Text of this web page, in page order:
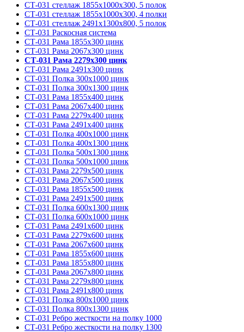
СТ-031 стеллаж 1855х1000х300, 5 полок
СТ-031 стеллаж 1855х1000х300, 4 полки
СТ-031 стеллаж 2491х1300х800, 5 полок
СТ-031 Раскосная система
СТ-031 Рама 1855х300 цинк
СТ-031 Рама 2067х300 цинк
СТ-031 Рама 2279х300 цинк
СТ-031 Рама 2491х300 цинк
СТ-031 Полка 300х1000 цинк
СТ-031 Полка 300х1300 цинк
СТ-031 Рама 1855х400 цинк
СТ-031 Рама 2067х400 цинк
СТ-031 Рама 2279х400 цинк
СТ-031 Рама 2491х400 цинк
СТ-031 Полка 400х1000 цинк
СТ-031 Полка 400х1300 цинк
СТ-031 Полка 500х1300 цинк
СТ-031 Полка 500х1000 цинк
СТ-031 Рама 2279х500 цинк
СТ-031 Рама 2067х500 цинк
СТ-031 Рама 1855х500 цинк
СТ-031 Рама 2491х500 цинк
СТ-031 Полка 600х1300 цинк
СТ-031 Полка 600х1000 цинк
СТ-031 Рама 2491х600 цинк
СТ-031 Рама 2279х600 цинк
СТ-031 Рама 2067х600 цинк
СТ-031 Рама 1855х600 цинк
СТ-031 Рама 1855х800 цинк
СТ-031 Рама 2067х800 цинк
СТ-031 Рама 2279х800 цинк
СТ-031 Рама 2491х800 цинк
СТ-031 Полка 800х1000 цинк
СТ-031 Полка 800х1300 цинк
СТ-031 Ребро жесткости на полку 1000
СТ-031 Ребро жесткости на полку 1300